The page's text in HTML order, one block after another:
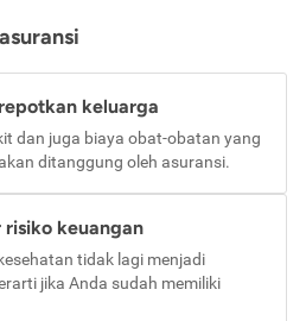
keluarga
dan juga biaya obat-obatan yang
ditanggung oleh asuransi.
keuangan
tidak lagi menjadi
jika Anda sudah memiliki